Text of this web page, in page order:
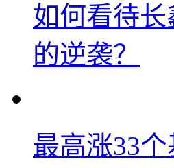
如何看待
的逆袭？
最高涨33